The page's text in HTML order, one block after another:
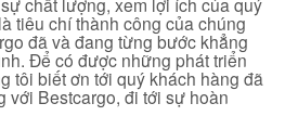
tiêu chí thành công của chúng
đã và đang từng bước khẳng
Để có được những phát triển
tôi biết ơn tới quý khách hàng đã
với Bestcargo, đi tới sự hoàn